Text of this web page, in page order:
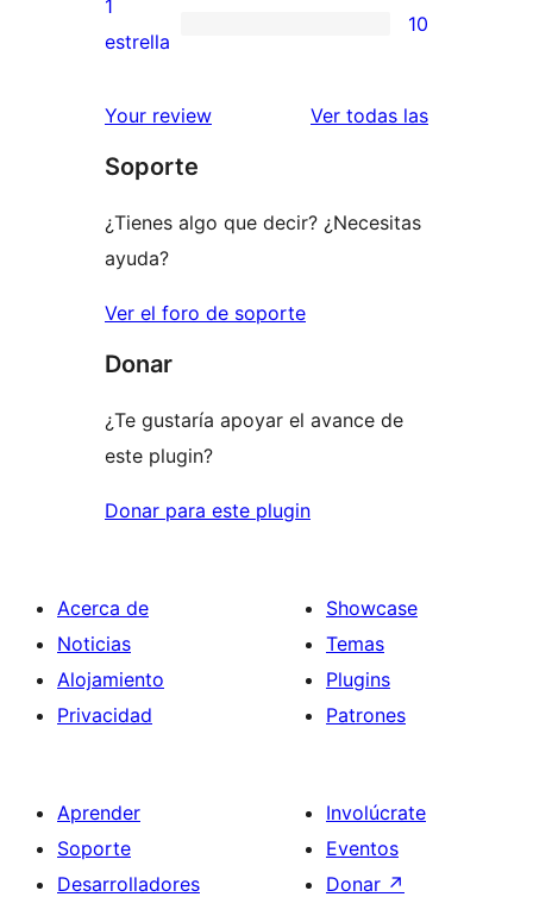
estrellas
de
estrellas
10
de
estrellas
1
estrella
10
Your review Ver todas lasreseñas
Soporte
¿Tienes algo que decir? ¿Necesitas
ayuda?
Ver el foro de soporte
Donar
¿Te gustaría apoyar el avance de
este plugin?
Donar para este plugin
Acerca de
Noticias
Alojamiento
Privacidad
Showcase
Temas
Plugins
Patrones
Aprender
Soporte
Desarrolladores
Involúcrate
Eventos
Donar ↗